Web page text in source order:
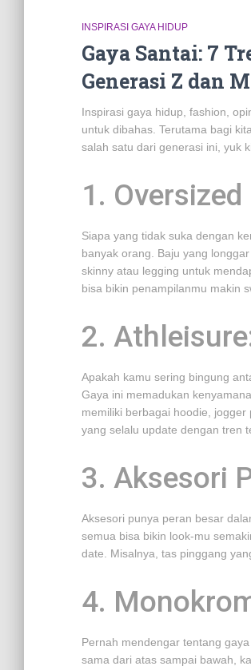
INSPIRASI GAYA HIDUP
Gaya Santai: 7
Generasi Z dan
Inspirasi gaya hidup, fashion,
untuk dibahas. Terutama bagi
salah satu dari generasi ini, yuk
1.
Siapa yang tidak suka dengan
banyak orang. Baju yang
skinny atau legging untuk
bisa bikin penampilanmu makin
2.
Apakah kamu sering bingung
Gaya ini memadukan
memiliki berbagai hoodie,
yang selalu update dengan tren
3. Aksesori
Aksesori punya peran besar
semua bisa bikin look-mu
date. Misalnya, tas pinggang
4.
Pernah mendengar tentang
sama dari atas sampai bawah,